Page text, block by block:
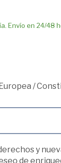
Envío en 24/48
/
y
de